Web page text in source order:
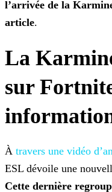
l’arrivée de la
article.
La
sur
À travers une vidéo
ESL dévoile une
Cette dernière